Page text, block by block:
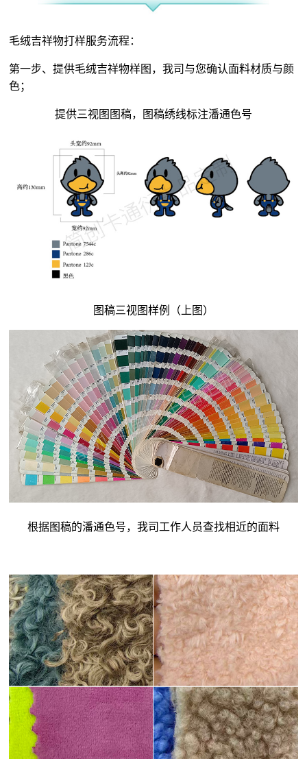
毛绒吉祥物打样服务流程：
第一步、提供毛绒吉祥物样图，我司与您确认面料材质与颜
色；
提供三视图图稿，图稿绣线标注潘通色号
图稿三视图样例（上图）
根据图稿的潘通色号，我司工作人员查找相近的面料